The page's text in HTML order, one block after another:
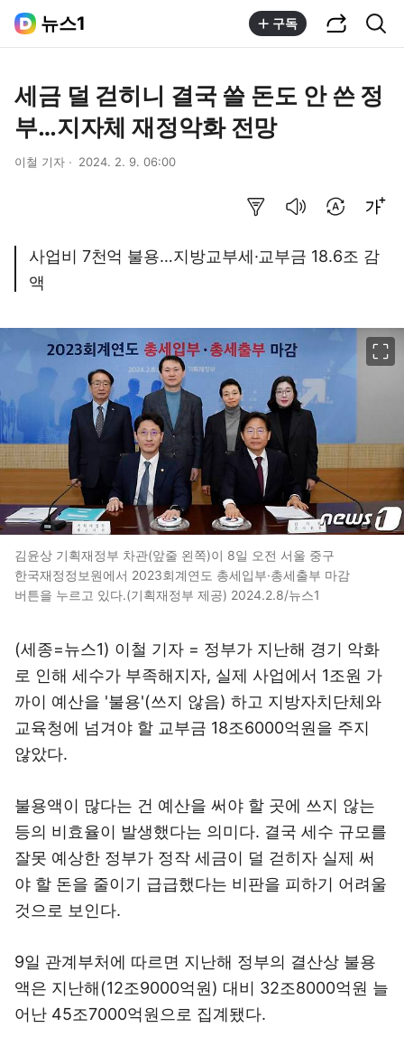
뉴스1 구독
세금 덜 걷히니 결국 쓸 돈도 안 쓴 정
부…지자체 재정악화 전망
이철 기자 2024. 2. 9. 06:00
사업비 7천억 불용…지방교부세·교부금 18.6조 감
액
김윤상 기획재정부 차관(앞줄 왼쪽)이 8일 오전 서울 중구
한국재정정보원에서 2023회계연도 총세입부·총세출부 마감
버튼을 누르고 있다.(기획재정부 제공) 2024.2.8/뉴스1
(세종=뉴스1) 이철 기자 = 정부가 지난해 경기 악화
로 인해 세수가 부족해지자, 실제 사업에서 1조원 가
까이 예산을 '불용'(쓰지 않음) 하고 지방자치단체와
교육청에 넘겨야 할 교부금 18조6000억원을 주지
않았다.
불용액이 많다는 건 예산을 써야 할 곳에 쓰지 않는
등의 비효율이 발생했다는 의미다. 결국 세수 규모를
잘못 예상한 정부가 정작 세금이 덜 걷히자 실제 써
야 할 돈을 줄이기 급급했다는 비판을 피하기 어려울
것으로 보인다.
9일 관계부처에 따르면 지난해 정부의 결산상 불용
액은 지난해(12조9000억원) 대비 32조8000억원 늘
어난 45조7000억원으로 집계됐다.